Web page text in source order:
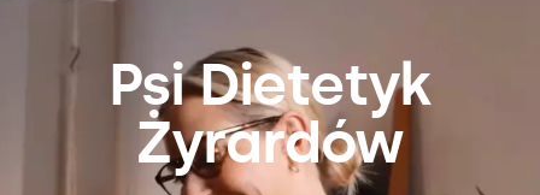
Psi Dietetyk
Żyrardów